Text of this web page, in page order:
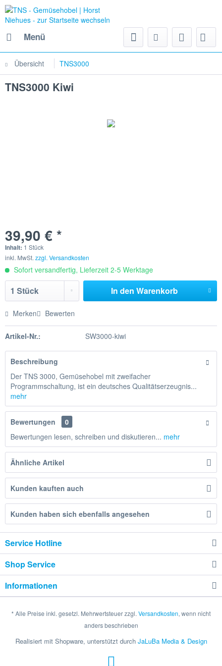
Menü
Übersicht TNS3000
TNS3000 Kiwi
39,90 € *
Inhalt: 1 Stück
inkl. MwSt. zzgl. Versandkosten
Sofort versandfertig, Lieferzeit 2-5 Werktage
In den Warenkorb
Merken Bewerten
Artikel-Nr.: SW3000-kiwi
Beschreibung
Der TNS 3000, Gemüsehobel mit zweifacher
Programmschaltung, ist ein deutsches Qualitätserzeugnis...
mehr
Bewertungen
0
Bewertungen lesen, schreiben und diskutieren... mehr
Ähnliche Artikel
Kunden kauften auch
Kunden haben sich ebenfalls angesehen
Service Hotline
Shop Service
Informationen
* Alle Preise inkl. gesetzl. Mehrwertsteuer zzgl. Versandkosten, wenn nicht
anders beschrieben
Realisiert mit Shopware, unterstützt durch JaLuBa Media & Design